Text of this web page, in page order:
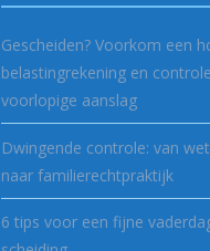
Gescheiden? Voorkom een
belastingrekening en
voorlopige aanslag
Dwingende controle: van
naar familierechtpraktijk
6 tips voor een fijne